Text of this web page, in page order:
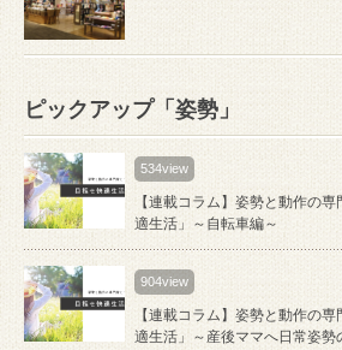
ピックアップ「姿勢」
534view
【連載コラム】姿勢と動作の
適生活」～自転車編～
904view
【連載コラム】姿勢と動作の
適生活」～産後ママへ日常姿勢